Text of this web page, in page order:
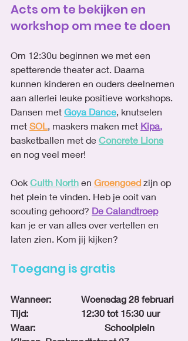
Acts om te bekijken en
workshop om mee te doen
Om 12:30u beginnen we met een
spetterende theater act. Daarna
kunnen kinderen en ouders deelnemen
aan allerlei leuke positieve workshops.
Dansen met Goya Dance , knutselen
met SOL , maskers maken met Kipa,
basketballen met de Concrete Lions
en nog veel meer!
Ook Culth North en Groengoed zijn op
het plein te vinden. Heb je ooit van
scouting gehoord? De Calandtroep
kan je er van alles over vertellen en
laten zien. Kom jij kijken?
Toegang is gratis
Wanneer:		Woensdag 28 februari
Tijd:			12:30 tot 15:30 uur
Waar:			Schoolplein